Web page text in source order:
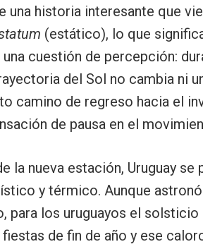
una historia interesante que
(estático), lo que
una cuestión de percepción:
del Sol no cambia ni
camino de regreso hacia el
de pausa en el
la nueva estación, Uruguay
y térmico. Aunque
para los uruguayos el
de fin de año y ese